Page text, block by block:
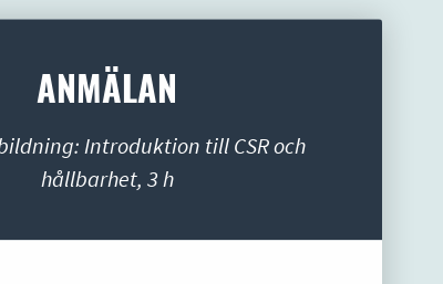
ANMÄLAN
Introduktion till CSR och
hållbarhet, 3 h